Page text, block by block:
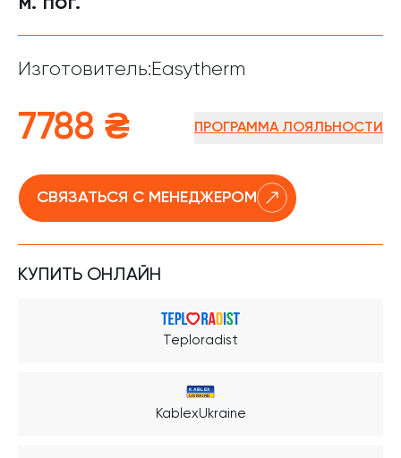
Изготовитель:Easytherm
7788 ₴ ПРОГРАММА ЛОЯЛЬНОСТИ
СВЯЗАТЬСЯ С МЕНЕДЖЕРОМ
КУПИТЬ ОНЛАЙН
Teploradist
KablexUkraine